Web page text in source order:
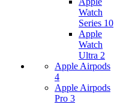
Watch
Series 10
Apple
Watch
Ultra 2
Apple Airpods
4
Apple Airpods
Pro 3